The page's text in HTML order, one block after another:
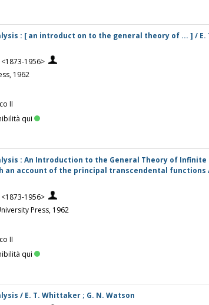
: [ an introduct on to the general theory of ... ] / E.
1956>
1962
II
qui
: An Introduction to the General Theory of Infinite
an account of the principal transcendental functions
1956>
Press, 1962
II
qui
/ E. T. Whittaker ; G. N. Watson